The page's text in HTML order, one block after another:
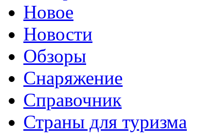
Новое
Новости
Обзоры
Снаряжение
Справочник
Страны для туризма